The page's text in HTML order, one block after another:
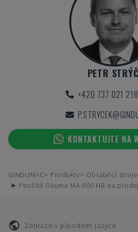
PETR
+420 737 021 218
KONTAKTUJTE NA
GINDUMAC Produkty
Obráběcí stroje
➤ Použité Okuma MA-600 HB na
Zobrazit v původním jazyce